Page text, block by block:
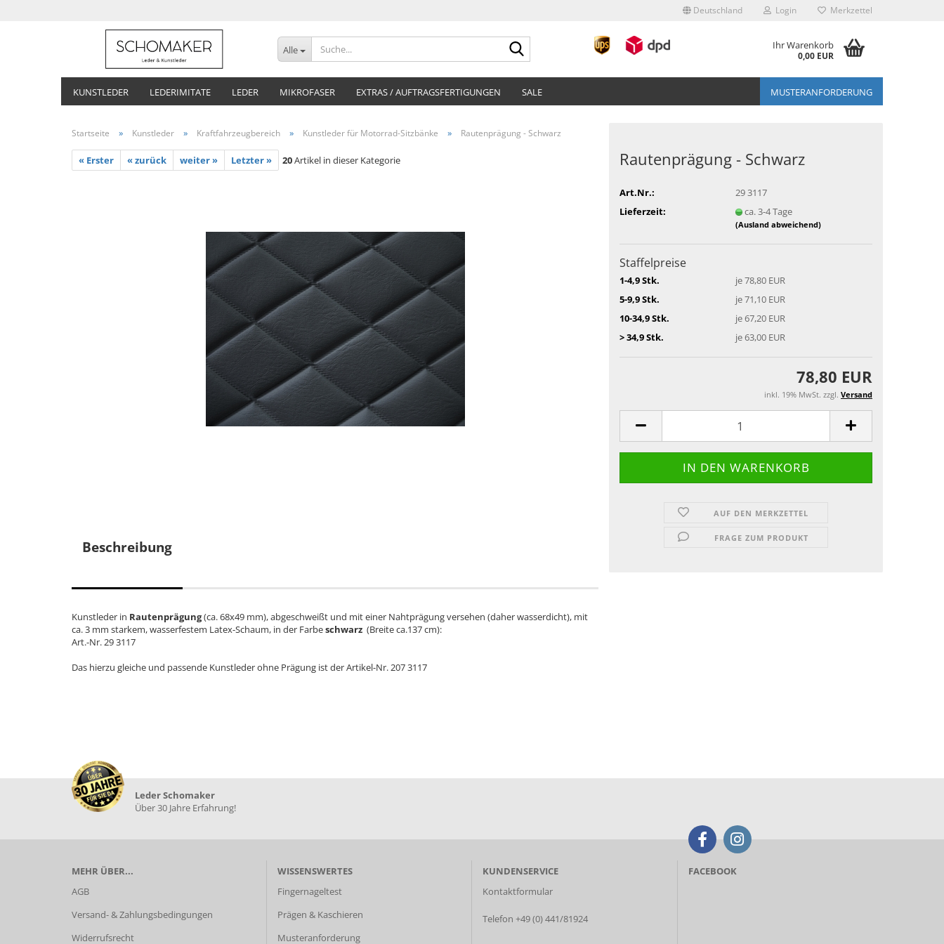
Deutschland Login Merkzettel
Alle Ihr Warenkorb
0,00 EUR
KUNSTLEDER LEDERIMITATE LEDER MIKROFASER EXTRAS / AUFTRAGSFERTIGUNGEN SALE MUSTERANFORDERUNG
Startseite » Kunstleder » Kraftfahrzeugbereich » Kunstleder für Motorrad-Sitzbänke » Rautenprägung - Schwarz
« Erster « zurück weiter » Letzter » 20Artikel in dieser Kategorie Rautenprägung - Schwarz
Art.Nr.:
29 3117
Lieferzeit:
ca. 3-4 Tage
(Ausland abweichend)
Staffelpreise
1-4,9 Stk.
je 78,80 EUR
5-9,9 Stk.
je 71,10 EUR
10-34,9 Stk.
je 67,20 EUR
> 34,9 Stk.
je 63,00 EUR
78,80 EUR
inkl. 19% MwSt. zzgl. Versand
AUF DEN MERKZETTEL
FRAGE ZUM PRODUKT
Beschreibung
Kunstleder in Rautenprägung(ca. 68x49 mm), abgeschweißt und mit einer Nahtprägung versehen (daher wasserdicht), mit
ca. 3 mm starkem, wasserfestem Latex-Schaum, in der Farbeschwarz (Breite ca.137 cm):
Art.-Nr. 29 3117
Das hierzu gleiche und passende Kunstleder ohne Prägung ist der Artikel-Nr. 207 3117
Leder Schomaker
Über 30 Jahre Erfahrung!
MEHR ÜBER...
AGB
Versand- & Zahlungsbedingungen
Widerrufsrecht
WISSENSWERTES
Fingernageltest
Prägen & Kaschieren
Musteranforderung
KUNDENSERVICE
Kontaktformular
Telefon +49 (0) 441/81924
FACEBOOK